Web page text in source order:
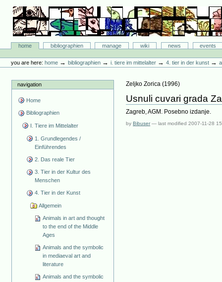
content.
navigation
Bibliographie-Portal
Sectionshome bibliographien manage wiki news
events
tools
you are here: home →bibliographien →i. tiere im mittelalter →4. tier in der kunst →
navigation
Home
Bibliographien
I. Tiere im Mittelalter
1. Grundlegendes /
Einführendes
2. Das reale Tier
3. Tier in der Kultur des
Menschen
4. Tier in der Kunst
Allgemein
Animals in art and thought
to the end of the Middle
Ages
Animals and the symbolic
in mediaeval art and
literature
Animals and the symbolic
Zeljko Zorica (1996)
Usnuli cuvari grada
Zagreb, AGM. Posebno izdanje.
byBibuser —last modified2007-11-28